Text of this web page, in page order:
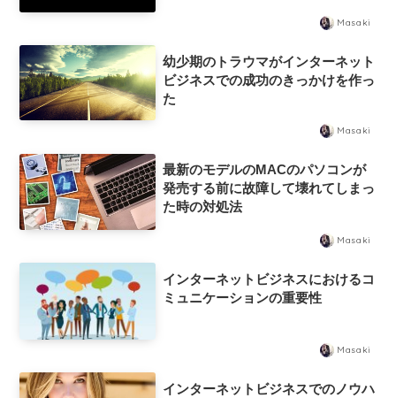
Masaki
幼少期のトラウマがインターネット
ビジネスでの成功のきっかけを作っ
た
Masaki
最新のモデルのMACのパソコンが
発売する前に故障して壊れてしまっ
た時の対処法
Masaki
インターネットビジネスにおけるコ
ミュニケーションの重要性
Masaki
インターネットビジネスでのノウハ